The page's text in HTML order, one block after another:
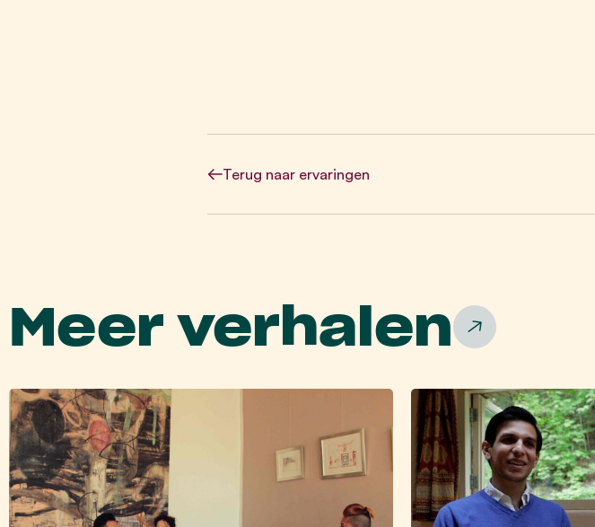
Terug naar ervaringen
Meer verhalen